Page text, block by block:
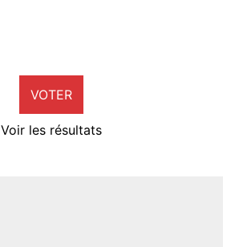
VOTER
Voir les résultats